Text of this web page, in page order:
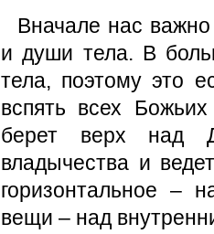
Вначале нас
и души тела. В
тела, поэтому это
вспять всех
берет верх над
владычества и
горизонтальное –
вещи – над